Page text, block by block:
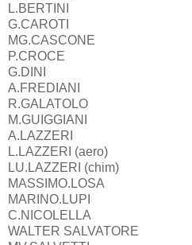
L.BERTINI
G.CAROTI
MG.CASCONE
P.CROCE
G.DINI
A.FREDIANI
R.GALATOLO
M.GUIGGIANI
A.LAZZERI
L.LAZZERI (aero)
LU.LAZZERI (chim)
MASSIMO.LOSA
MARINO.LUPI
C.NICOLELLA
WALTER SALVATORE